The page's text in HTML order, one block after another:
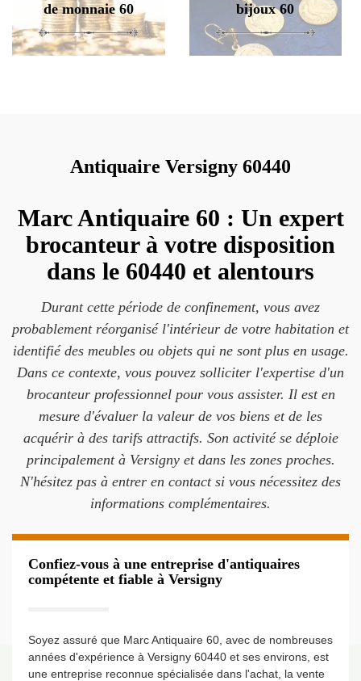
de monnaie 60
bijoux 60
Antiquaire Versigny 60440
Marc Antiquaire 60 : Un expert
brocanteur à votre disposition
dans le 60440 et alentours
Durant cette période de confinement, vous avez
probablement réorganisé l'intérieur de votre habitation et
identifié des meubles ou objets qui ne sont plus en usage.
Dans ce contexte, vous pouvez solliciter l'expertise d'un
brocanteur professionnel pour vous assister. Il est en
mesure d'évaluer la valeur de vos biens et de les
acquérir à des tarifs attractifs. Son activité se déploie
principalement à Versigny et dans les zones proches.
N'hésitez pas à entrer en contact si vous nécessitez des
informations complémentaires.
Confiez-vous à une entreprise d'antiquaires
compétente et fiable à Versigny
Soyez assuré que Marc Antiquaire 60, avec de nombreuses
années d'expérience à Versigny 60440 et ses environs, est
une entreprise reconnue spécialisée dans l'achat, la vente